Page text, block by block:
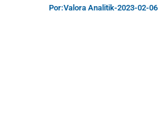
Por:Valora Analitik-2023-02-06